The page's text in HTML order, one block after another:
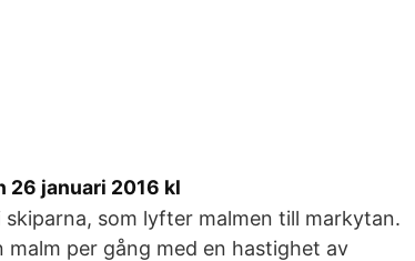
26 januari 2016 kl
som lyfter malmen till markytan.
per gång med en hastighet av